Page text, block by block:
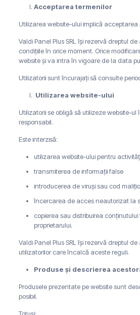
Acceptarea termenilor
Utilizarea website-ului implică acceptarea
Valdi Panel Plus SRL își rezervă dreptul
condițiile în orice moment. Orice
website și va intra în vigoare de la data
Utilizatorii sunt încurajați să consulte
Utilizarea website-ului
Utilizatorii se obligă să utilizeze website-ul
responsabil.
Este interzisă:
utilizarea website-ului pentru
transmiterea de informații false
introducerea de viruși sau cod
încercarea de acces neautorizat la
copierea sau distribuirea
proprietarului.
Valdi Panel Plus SRL își rezervă dreptul
utilizatorilor care încalcă aceste reguli.
Produse și descrierea
Produsele prezentate pe website sunt
posibil.